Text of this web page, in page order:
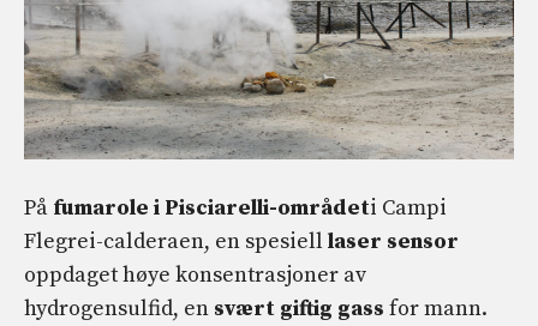
På fumarole i Pisciarelli-områdeti Campi
Flegrei-calderaen, en spesiell laser sensor
oppdaget høye konsentrasjoner av
hydrogensulfid, en svært giftig gass for mann.